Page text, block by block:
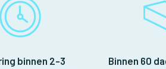
binnen 2-3
Binnen 60